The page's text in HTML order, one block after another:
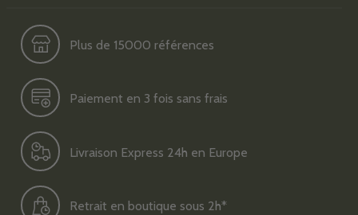
Plus de 15000 références
Paiement en 3 fois sans frais
Livraison Express 24h en Europe
Retrait en boutique sous 2h*